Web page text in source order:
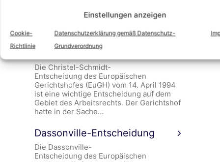
Einstellungen anzeigen
Cookie-
Richtlinie
Datenschutzerklärung gemäß Datenschutz-
Grundverordnung
der Europäischen Union.…
Christel-Schmidt-
Die Christel-Schmidt-
Entscheidung des Europäischen
Gerichtshofes (EuGH) vom 14. April 1994
ist eine wichtige Entscheidung auf dem
Gebiet des Arbeitsrechts. Der Gerichtshof
hatte in der Sache…
Dassonville-Entscheidung
Die Dassonville-
Entscheidung des Europäischen